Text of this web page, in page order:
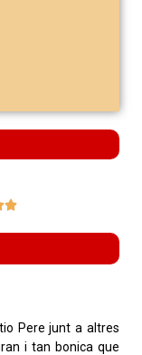

Pere junt a altres
i tan bonica que